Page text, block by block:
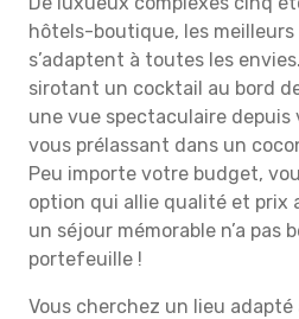
hôtels-boutique, les meilleurs
s’adaptent à toutes les
sirotant un cocktail au bord
une vue spectaculaire depuis
vous prélassant dans un
Peu importe votre budget,
option qui allie qualité et
un séjour mémorable n’a pas
portefeuille !
Vous cherchez un lieu